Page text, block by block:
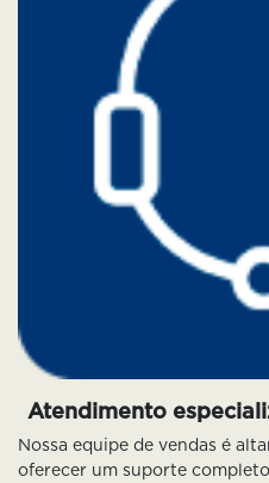
Atendimento
Nossa equipe de vendas é
oferecer um suporte